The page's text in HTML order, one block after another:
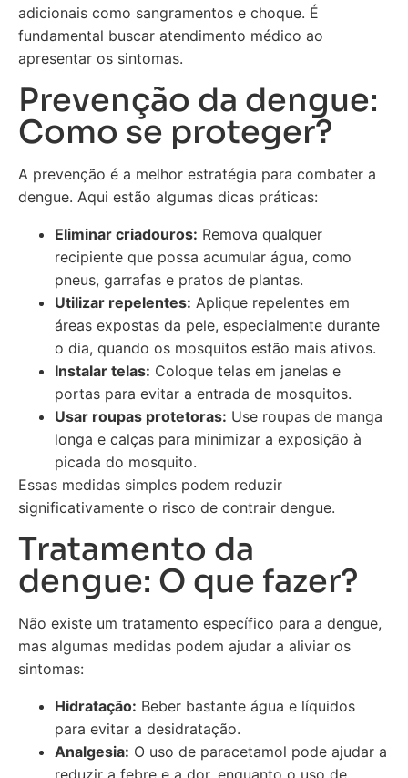
adicionais como sangramentos e choque. É
fundamental buscar atendimento médico ao
apresentar os sintomas.
Prevenção da dengue:
Como se proteger?
A prevenção é a melhor estratégia para combater a
dengue. Aqui estão algumas dicas práticas:
Eliminar criadouros: Remova qualquer
recipiente que possa acumular água, como
pneus, garrafas e pratos de plantas.
Utilizar repelentes: Aplique repelentes em
áreas expostas da pele, especialmente durante
o dia, quando os mosquitos estão mais ativos.
Instalar telas: Coloque telas em janelas e
portas para evitar a entrada de mosquitos.
Usar roupas protetoras: Use roupas de manga
longa e calças para minimizar a exposição à
picada do mosquito.
Essas medidas simples podem reduzir
significativamente o risco de contrair dengue.
Tratamento da
dengue: O que fazer?
Não existe um tratamento específico para a dengue,
mas algumas medidas podem ajudar a aliviar os
sintomas:
Hidratação: Beber bastante água e líquidos
para evitar a desidratação.
Analgesia: O uso de paracetamol pode ajudar a
reduzir a febre e a dor, enquanto o uso de